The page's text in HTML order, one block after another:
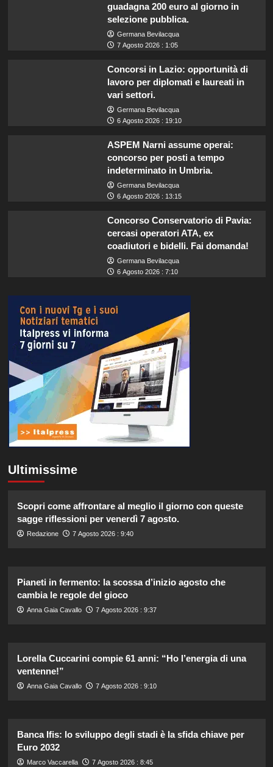
guadagna 200 euro al giorno in
selezione pubblica.
Germana Bevilacqua
7 Agosto 2026 : 1:05
Concorsi in Lazio: opportunità di
lavoro per diplomati e laureati in
vari settori.
Germana Bevilacqua
6 Agosto 2026 : 19:10
ASPEM Narni assume operai:
concorso per posti a tempo
indeterminato in Umbria.
Germana Bevilacqua
6 Agosto 2026 : 13:15
Concorso Conservatorio di Pavia:
cercasi operatori ATA, ex
coadiutori e bidelli. Fai domanda!
Germana Bevilacqua
6 Agosto 2026 : 7:10
Ultimissime
Scopri come affrontare al meglio il giorno con queste
sagge riflessioni per venerdì 7 agosto.
Redazione 7 Agosto 2026 : 9:40
Pianeti in fermento: la scossa d’inizio agosto che
cambia le regole del gioco
Anna Gaia Cavallo 7 Agosto 2026 : 9:37
Lorella Cuccarini compie 61 anni: “Ho l’energia di una
ventenne!”
Anna Gaia Cavallo 7 Agosto 2026 : 9:10
Banca Ifis: lo sviluppo degli stadi è la sfida chiave per
Euro 2032
Marco Vaccarella 7 Agosto 2026 : 8:45